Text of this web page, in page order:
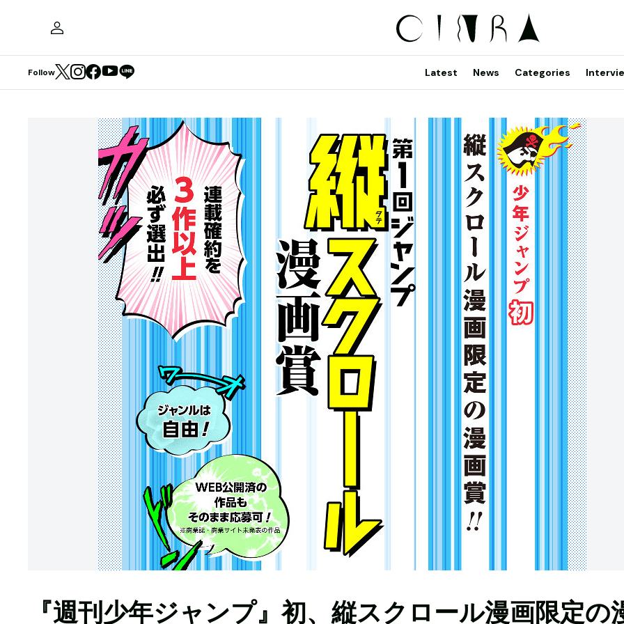
Follow Latest News Categories
『週刊少年ジャンプ』初、縦スクロール漫画限定の